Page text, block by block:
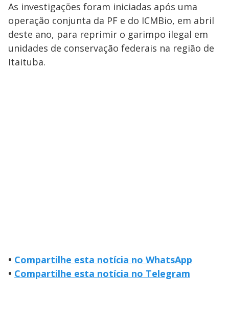
As investigações foram iniciadas após uma
operação conjunta da PF e do ICMBio, em abril
deste ano, para reprimir o garimpo ilegal em
unidades de conservação federais na região de
Itaituba.
• Compartilhe esta notícia no WhatsApp
• Compartilhe esta notícia no Telegram